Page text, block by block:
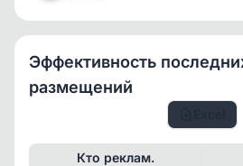
Эффективность
размещений
Кто реклам.